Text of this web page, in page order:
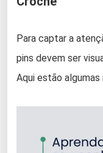
Para captar a
pins devem ser
Aqui estão